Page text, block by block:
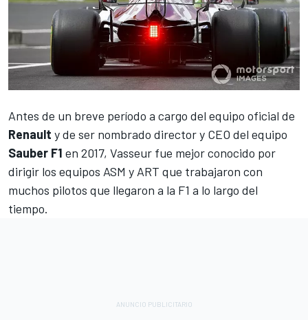
Antes de un breve período a cargo del equipo oficial de
Renault y de ser nombrado director y CEO del equipo
Sauber F1 en 2017, Vasseur fue mejor conocido por
dirigir los equipos ASM y ART que trabajaron con
muchos pilotos que llegaron a la F1 a lo largo del
tiempo.